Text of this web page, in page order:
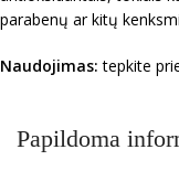
parabenų ar kitų
Naudojimas: tepkite
Papildoma